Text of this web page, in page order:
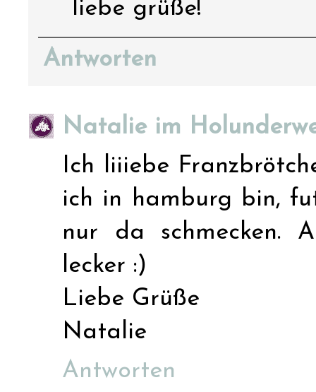
liebe grüße!
Antworten
Natalie im
Ich liiiebe
ich in hamburg bin,
nur da schmecken.
lecker :)
Liebe Grüße
Natalie
Antworten